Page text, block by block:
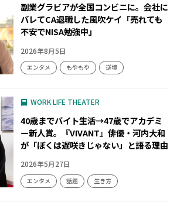
副業グラビアが全国コンビニに。会社に
バレてCA退職した風吹ケイ「売れても
不安でNISA勉強中」
2026年8月5日
エンタメ もやもや 逆境
WORK LIFE THEATER
40歳までバイト生活→47歳でアカデミ
ー新人賞。『VIVANT』俳優・河内大和
が「ぼくは遅咲きじゃない」と語る理由
2026年5月27日
エンタメ 話題 生き方